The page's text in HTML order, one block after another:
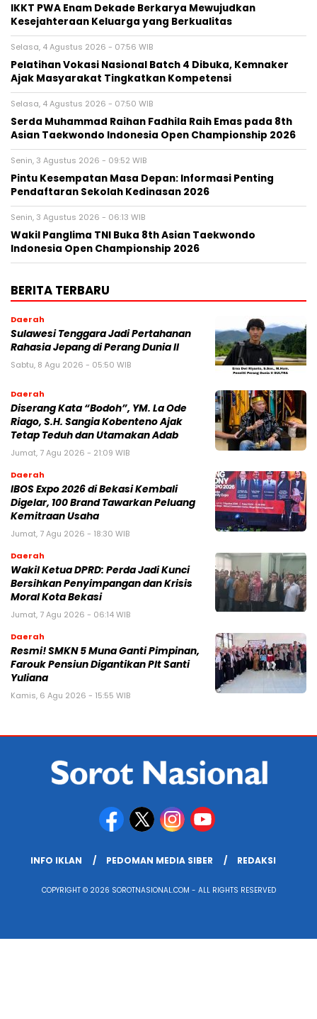
IKKT PWA Enam Dekade Berkarya Mewujudkan
Kesejahteraan Keluarga yang Berkualitas
Selasa, 4 Agustus 2026 - 07:56 WIB
Pelatihan Vokasi Nasional Batch 4 Dibuka, Kemnaker
Ajak Masyarakat Tingkatkan Kompetensi
Selasa, 4 Agustus 2026 - 07:50 WIB
Serda Muhammad Raihan Fadhila Raih Emas pada 8th
Asian Taekwondo Indonesia Open Championship 2026
Senin, 3 Agustus 2026 - 09:52 WIB
Pintu Kesempatan Masa Depan: Informasi Penting
Pendaftaran Sekolah Kedinasan 2026
Senin, 3 Agustus 2026 - 06:13 WIB
Wakil Panglima TNI Buka 8th Asian Taekwondo
Indonesia Open Championship 2026
BERITA TERBARU
Daerah
Sulawesi Tenggara Jadi Pertahanan
Rahasia Jepang di Perang Dunia II
Sabtu, 8 Agu 2026 - 05:50 WIB
Daerah
Diserang Kata “Bodoh”, YM. La Ode
Riago, S.H. Sangia Kobenteno Ajak
Tetap Teduh dan Utamakan Adab
Jumat, 7 Agu 2026 - 21:09 WIB
Daerah
IBOS Expo 2026 di Bekasi Kembali
Digelar, 100 Brand Tawarkan Peluang
Kemitraan Usaha
Jumat, 7 Agu 2026 - 18:30 WIB
Daerah
Wakil Ketua DPRD: Perda Jadi Kunci
Bersihkan Penyimpangan dan Krisis
Moral Kota Bekasi
Jumat, 7 Agu 2026 - 06:14 WIB
Daerah
Resmi! SMKN 5 Muna Ganti Pimpinan,
Farouk Pensiun Digantikan Plt Santi
Yuliana
Kamis, 6 Agu 2026 - 15:55 WIB
INFO IKLAN PEDOMAN MEDIA SIBER REDAKSI
COPYRIGHT © 2026 SOROTNASIONAL.COM - ALL RIGHTS RESERVED